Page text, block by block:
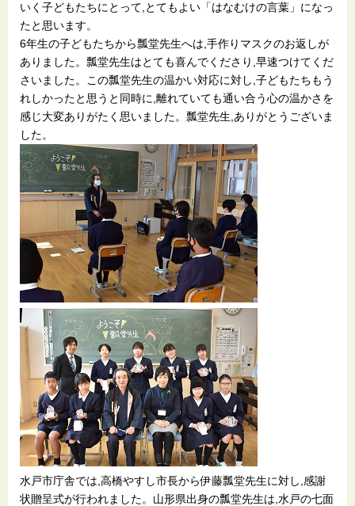
いく子どもたちにとって,とてもよい「はなむけの言葉」になっ
たと思います。
6年生の子どもたちから瓢堂先生へは,手作りマスクのお返しが
ありました。瓢堂先生はとても喜んでくださり,早速つけてくだ
さいました。この瓢堂先生の温かい対応に対し,子どもたちもう
れしかったと思うと同時に,離れていても通い合う心の温かさを
感じ大変ありがたく思いました。瓢堂先生,ありがとうございま
した。
水戸市庁舎では,高橋やすし市長から伊藤瓢堂先生に対し,感謝
状贈呈式が行われました。山形県出身の瓢堂先生は,水戸の七面